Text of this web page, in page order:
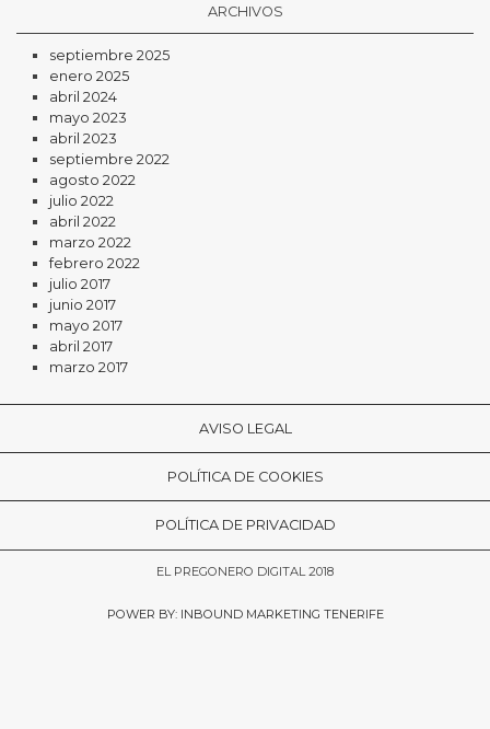
ARCHIVOS
septiembre 2025
enero 2025
abril 2024
mayo 2023
abril 2023
septiembre 2022
agosto 2022
julio 2022
abril 2022
marzo 2022
febrero 2022
julio 2017
junio 2017
mayo 2017
abril 2017
marzo 2017
AVISO LEGAL
POLÍTICA DE COOKIES
POLÍTICA DE PRIVACIDAD
EL PREGONERO DIGITAL 2018
POWER BY: INBOUND MARKETING TENERIFE